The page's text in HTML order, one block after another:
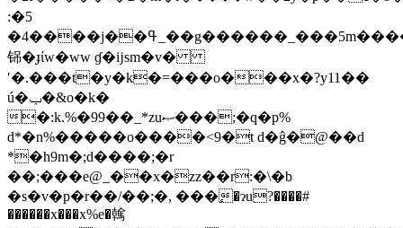
:�5
�4����j��ߟ_��g������_���5m�����l�����we����f�3����_^�������<��^o�
铞�ɟίw�ww ɠ�ĳsm�v�
ʹ�.���t�y�k�=���o���x�?y11��
ú�ݕ�&o�k�
�:k.%�99��_*zuޞ���;�q�p%
d*�n%�����o����<9�t d�ĝ�@��d
*�h9m�;d����;�r
��;���e@_��x�zz��r:�\�b
�s�v�p�r��/��;�, ���ٕ�ɂu?����#
������x���x%e�䮧